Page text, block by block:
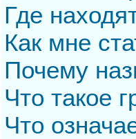
Где
Как мне
Почему
Что такое
Что